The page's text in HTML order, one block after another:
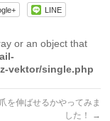
LINE
or an object that
vektor/single.php
を伸ばせるかやってみま
した！
→